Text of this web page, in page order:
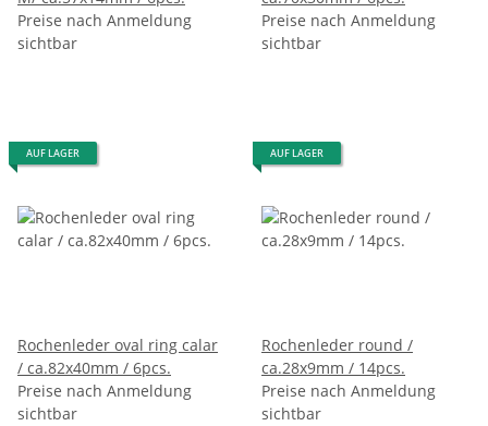
Preise nach Anmeldung
sichtbar
Preise nach Anmeldung
sichtbar
AUF LAGER
Rochenleder oval ring calar
/ ca.82x40mm / 6pcs.
Preise nach Anmeldung
sichtbar
AUF LAGER
Rochenleder round /
ca.28x9mm / 14pcs.
Preise nach Anmeldung
sichtbar